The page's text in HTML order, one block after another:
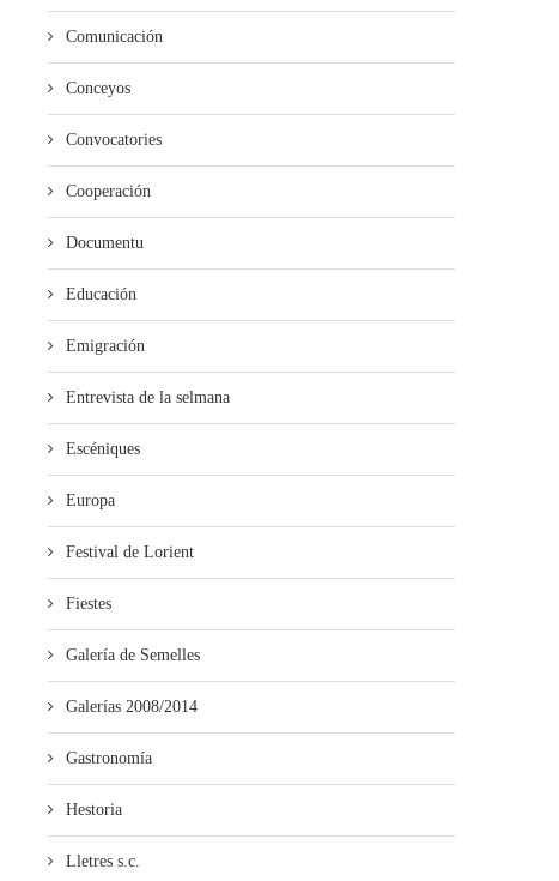
Comunicación
Conceyos
Convocatories
Cooperación
Documentu
Educación
Emigración
Entrevista de la selmana
Escéniques
Europa
Festival de Lorient
Fiestes
Galería de Semelles
Galerías 2008/2014
Gastronomía
Hestoria
Lletres s.c.